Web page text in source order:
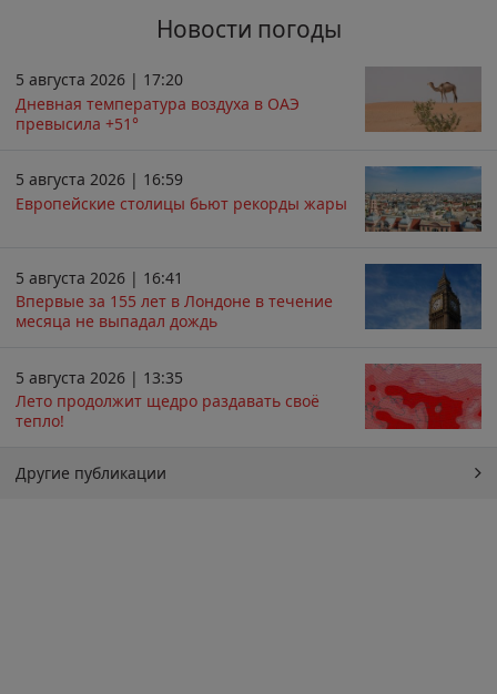
Новости погоды
5 августа 2026 | 17:20
Дневная температура воздуха в ОАЭ
превысила +51°
5 августа 2026 | 16:59
Европейские столицы бьют рекорды жары
5 августа 2026 | 16:41
Впервые за 155 лет в Лондоне в течение
месяца не выпадал дождь
5 августа 2026 | 13:35
Лето продолжит щедро раздавать своё
тепло!
Другие публикации